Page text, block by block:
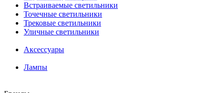
Встраиваемые светильники
Точечные светильники
Трековые светильники
Уличные светильники
Аксессуары
Лампы